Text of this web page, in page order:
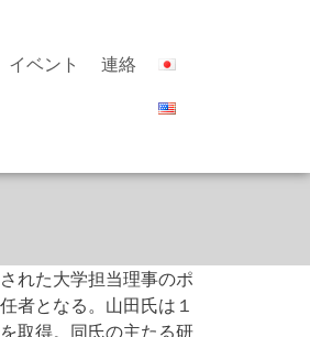
イベント 連絡
れた大学担当理事のポ
者となる。 山田氏は１
取得。同氏の主たる研